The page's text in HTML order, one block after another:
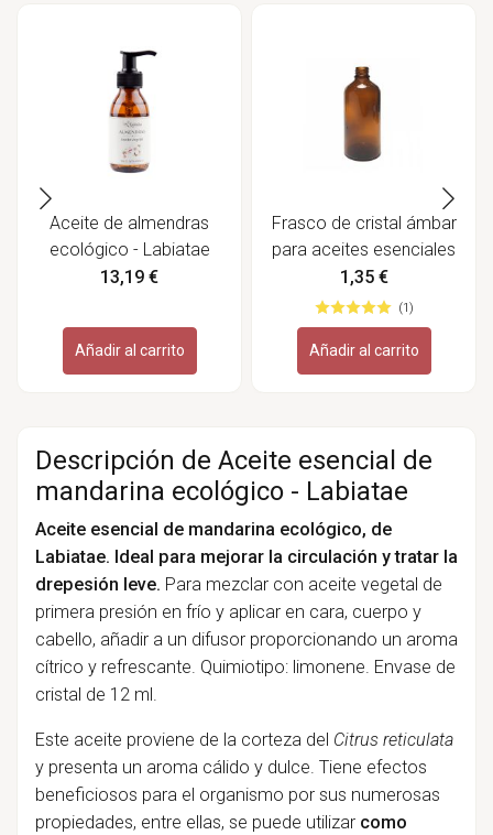
Aceite de almendras
ecológico - Labiatae
13,19 €
Añadir al carrito
Frasco de cristal ámbar
para aceites esenciales
-100 ml
1,35 €
(1)
Añadir al carrito
Descripción de Aceite esencial de
mandarina ecológico - Labiatae
Aceite esencial de mandarina ecológico, de
Labiatae. Ideal para mejorar la circulación y tratar la
drepesión leve. Para mezclar con aceite vegetal de
primera presión en frío y aplicar en cara, cuerpo y
cabello, añadir a un difusor proporcionando un aroma
cítrico y refrescante. Quimiotipo: limonene. Envase de
cristal de 12 ml.
Este aceite proviene de la corteza del Citrus reticulata
y presenta un aroma cálido y dulce. Tiene efectos
beneficiosos para el organismo por sus numerosas
propiedades, entre ellas, se puede utilizar como